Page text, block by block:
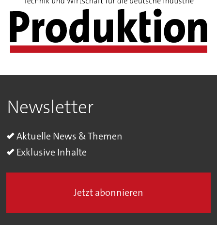
Newsletter
Aktuelle News & Themen
Exklusive Inhalte
Jetzt abonnieren